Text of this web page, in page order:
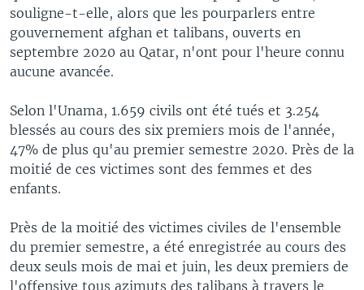
souligne-t-elle, alors que les pourparlers entre
gouvernement afghan et talibans, ouverts en
septembre 2020 au Qatar, n'ont pour l'heure connu
aucune avancée.
Selon l'Unama, 1.659 civils ont été tués et 3.254
blessés au cours des six premiers mois de l'année,
47% de plus qu'au premier semestre 2020. Près de la
moitié de ces victimes sont des femmes et des
enfants.
Près de la moitié des victimes civiles de l'ensemble
du premier semestre, a été enregistrée au cours des
deux seuls mois de mai et juin, les deux premiers de
l'offensive tous azimuts des talibans à travers le